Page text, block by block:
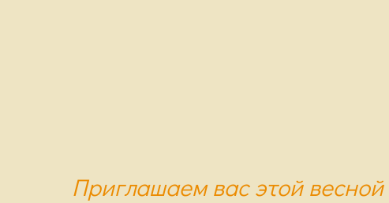
Приглашаем вас этой весной